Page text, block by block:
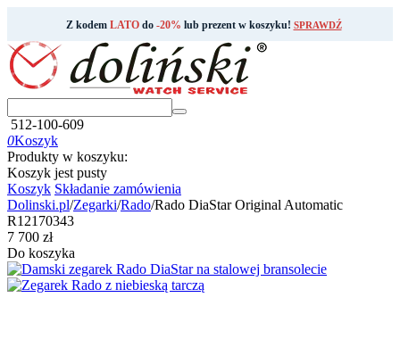
Z kodem LATOdo -20% lub prezent w koszyku! SPRAWDŹ
512-100-609
0Koszyk
Produkty w koszyku:
Koszyk jest pusty
Koszyk Składanie zamówienia
Dolinski.pl/Zegarki/Rado/Rado DiaStar Original Automatic
R12170343
‍7 700‍ zł
Do koszyka